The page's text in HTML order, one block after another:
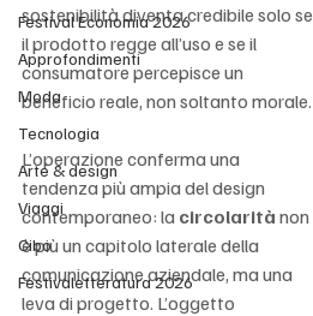
Festival Economia 2026
Approfondimenti
Moda
Tecnologia
Arte & design
Viaggi
Cibo
Festivaletteratura 2026
sostenibilità diventa credibile solo se
il prodotto regge all’uso e se il
consumatore percepisce un
beneficio reale, non soltanto morale.
L’operazione conferma una
tendenza più ampia del design
contemporaneo: la circolarità non
è più un capitolo laterale della
comunicazione aziendale, ma una
leva di progetto. L’oggetto